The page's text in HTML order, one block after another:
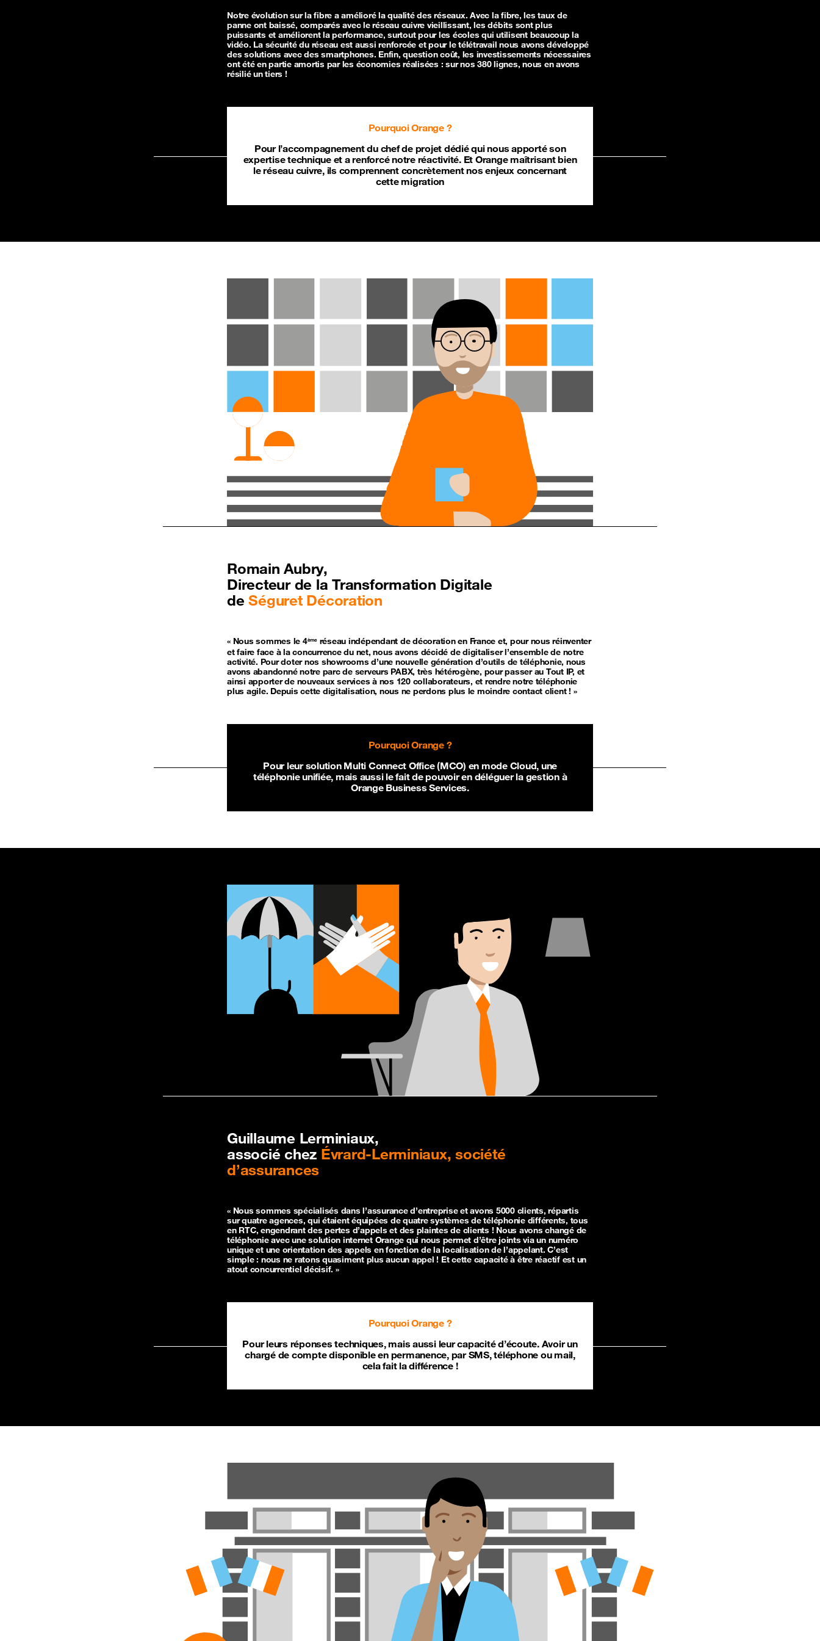
Notre évolution sur la fibre a amélioré la qualité des réseaux. Avec la fibre, les taux de
panne ont baissé, comparés avec le réseau cuivre vieillissant, les débits sont plus
puissants et améliorent la performance, surtout pour les écoles qui utilisent beaucoup la
vidéo. La sécurité du réseau est aussi renforcée et pour le télétravail nous avons développé
des solutions avec des smartphones. Enfin, question coût, les investissements nécessaires
ont été en partie amortis par les économies réalisées : sur nos 380 lignes, nous en avons
résilié un tiers !
Pourquoi Orange ?
Pour l’accompagnement du chef de projet dédié qui nous apporté son
expertise technique et a renforcé notre réactivité. Et Orange maîtrisant bien
le réseau cuivre, ils comprennent concrètement nos enjeux concernant
cette migration
Romain Aubry,
Directeur de la Transformation Digitale
deSéguret Décoration
« Nous sommes le 4èmeréseau indépendant de décoration en France et, pour nous réinventer
et faire face à la concurrence du net, nous avons décidé de digitaliser l’ensemble de notre
activité. Pour doter nos showrooms d’une nouvelle génération d’outils de téléphonie, nous
avons abandonné notre parc de serveurs PABX, très hétérogène, pour passer au Tout IP, et
ainsi apporter de nouveaux services à nos 120 collaborateurs, et rendre notre téléphonie
plus agile. Depuis cette digitalisation, nous ne perdons plus le moindre contact client ! »
Pourquoi Orange ?
Pour leur solution Multi Connect Office (MCO) en mode Cloud, une
téléphonie unifiée, mais aussi le fait de pouvoir en déléguer la gestion à
Orange Business Services.
Guillaume Lerminiaux,
associé chez Évrard-Lerminiaux, société
d’assurances
« Nous sommes spécialisés dans l’assurance d’entreprise et avons 5000 clients, répartis
sur quatre agences, qui étaient équipées de quatre systèmes de téléphonie différents, tous
en RTC, engendrant des pertes d’appels et des plaintes de clients ! Nous avons changé de
téléphonie avec une solution internet Orange qui nous permet d’être joints via un numéro
unique et une orientation des appels en fonction de la localisation de l’appelant. C’est
simple : nous ne ratons quasiment plus aucun appel ! Et cette capacité à être réactif est un
atout concurrentiel décisif. »
Pourquoi Orange ?
Pour leurs réponses techniques, mais aussi leur capacité d’écoute. Avoir un
chargé de compte disponible en permanence, par SMS, téléphone ou mail,
cela fait la différence !